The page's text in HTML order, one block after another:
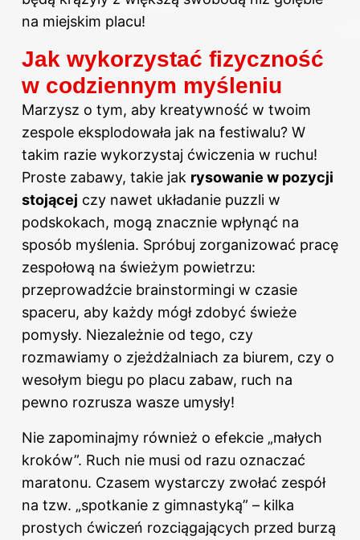
na miejskim placu!
Jak wykorzystać fizyczność
w codziennym myśleniu
Marzysz o tym, aby kreatywność w twoim
zespole eksplodowała jak na festiwalu? W
takim razie wykorzystaj ćwiczenia w ruchu!
Proste zabawy, takie jak rysowanie w pozycji
stojącej czy nawet układanie puzzli w
podskokach, mogą znacznie wpłynąć na
sposób myślenia. Spróbuj zorganizować pracę
zespołową na świeżym powietrzu:
przeprowadźcie brainstormingi w czasie
spaceru, aby każdy mógł zdobyć świeże
pomysły. Niezależnie od tego, czy
rozmawiamy o zjeżdżalniach za biurem, czy o
wesołym biegu po placu zabaw, ruch na
pewno rozrusza wasze umysły!
Nie zapominajmy również o efekcie „małych
kroków”. Ruch nie musi od razu oznaczać
maratonu. Czasem wystarczy zwołać zespół
na tzw. „spotkanie z gimnastyką” – kilka
prostych ćwiczeń rozciągających przed burzą